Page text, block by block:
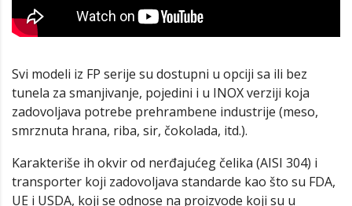
Svi modeli iz FP serije su dostupni u opciji sa ili bez
tunela za smanjivanje, pojedini i u INOX verziji koja
zadovoljava potrebe prehrambene industrije (meso,
smrznuta hrana, riba, sir, čokolada, itd.).
Karakteriše ih okvir od nerđajućeg čelika (AISI 304) i
transporter koji zadovoljava standarde kao što su FDA,
UE i USDA, koji se odnose na proizvode koji su u